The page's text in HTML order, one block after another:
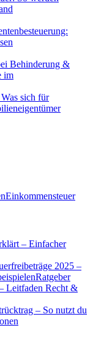
Behinderung &
im
sich für
Einkommensteuer
– Einfacher
2025 –
Ratgeber
Leitfaden Recht &
– So nutzt du